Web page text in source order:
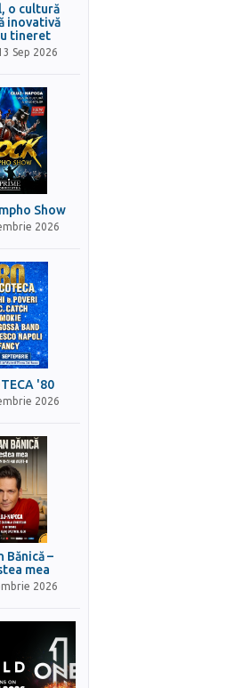
o cultură
inovativă
tineret
Sep 2026
Show
2026
'80
2026
Bănică –
mea
2026